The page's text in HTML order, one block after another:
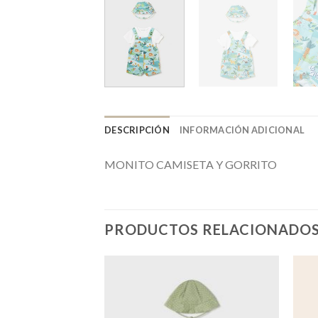
DESCRIPCIÓN INFORMACIÓN ADICIONAL
MONITO CAMISETA Y GORRITO
PRODUCTOS